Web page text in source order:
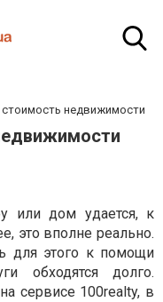
стоимость недвижимости
или дом удается, к
это вполне реально.
для этого к помощи
обходятся долго.
сервисе 100realty, в